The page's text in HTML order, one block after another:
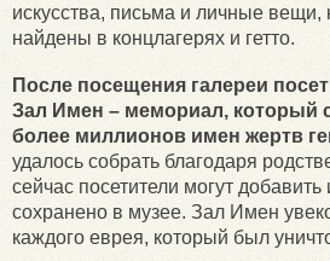
искусства, письма и личные вещи,
найдены в концлагерях и гетто.
После посещения галереи
Зал Имен – мемориал, который
более миллионов имен жертв
удалось собрать благодаря
сейчас посетители могут
сохранено в музее. Зал Имен
каждого еврея, который был